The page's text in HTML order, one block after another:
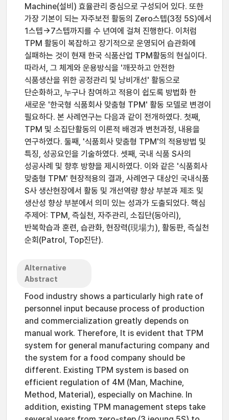
Machine(설비) 효율관리 중심으로 구성되어 있다. 또한
가장 기본이 되는 자주보전 활동의 Zero스텝(3정 5S)에서
1스텝→7스텝까지를 수 년여에 걸쳐 진행한다. 이처럼
TPM 활동이 복잡하고 장기적으로 운영되어 습관화에
실패하는 것이 현재 한국 식품산업 TPM활동의 현실이다.
따라서, 그 체계와 운용방식을 '깨끗하고 안전한
식품생산을 위한 공정관리 및 낭비개선' 활동으로
단순화하고, 누구나 참여하고 적용이 쉽도록 방법화 한
새로운 '한국형 식품회사 맞춤형 TPM' 활동 모델로 변경이
필요하다. 본 사례연구는 다음과 같이 전개하였다. 첫째,
TPM 및 소집단활동의 이론적 배경과 변천과정, 내용을
연구하였다. 둘째, '식품회사 맞춤형 TPM'의 적용방법 및
특징, 성공요인을 기술하였다. 셋째, 국내 식품 S사의
성공사례 및 향후 방향을 제시하였다. 이와 같은 '식품회사
맞춤형 TPM' 현장적용의 결과, 사례연구 대상인 국내식품
S사 생산현장에서 활동 및 개선역량 향상 부분과 제조 및
생산성 향상 부분에서 의미 있는 성과가 도출되었다. 핵심
주제어: TPM, 즉실천, 자주관리, 소집단(동아리),
반복학습과 훈련, 습관화, 현장력(現場力), 활동판, 즉실천
순회(Patrol, Top진단).
Alternative
Abstract
Food industry shows a particularly high rate of
personnel input because process of production
and commercialization greatly depends on
manual work. Therefore, It is evident that TPM
system for general manufacturing company and
the system for a food company should be
different. Existing TPM system is based on
efficient regulation of 4M (Man, Machine,
Method, Material), especially on Machine. In
addition, existing TPM management steps take